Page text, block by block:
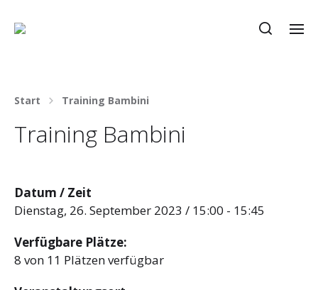
Start Training Bambini
Training Bambini
Datum / Zeit
Dienstag, 26. September 2023 / 15:00 - 15:45
Verfügbare Plätze:
8 von 11 Plätzen verfügbar